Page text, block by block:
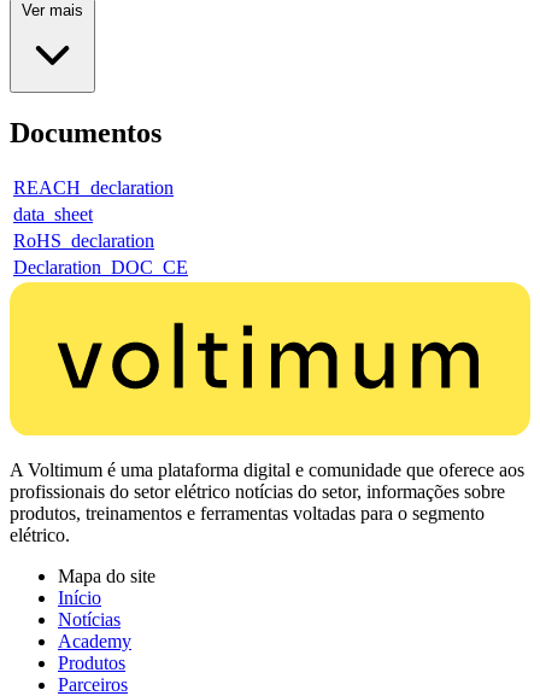
Ver mais
Documentos
REACH_declaration
data_sheet
RoHS_declaration
Declaration_DOC_CE
A Voltimum é uma plataforma digital e comunidade que oferece aos
profissionais do setor elétrico notícias do setor, informações sobre
produtos, treinamentos e ferramentas voltadas para o segmento
elétrico.
Mapa do site
Início
Notícias
Academy
Produtos
Parceiros